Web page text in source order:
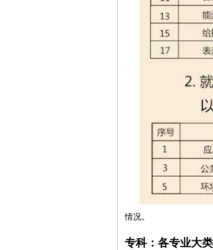
情况。
专科：各专业大